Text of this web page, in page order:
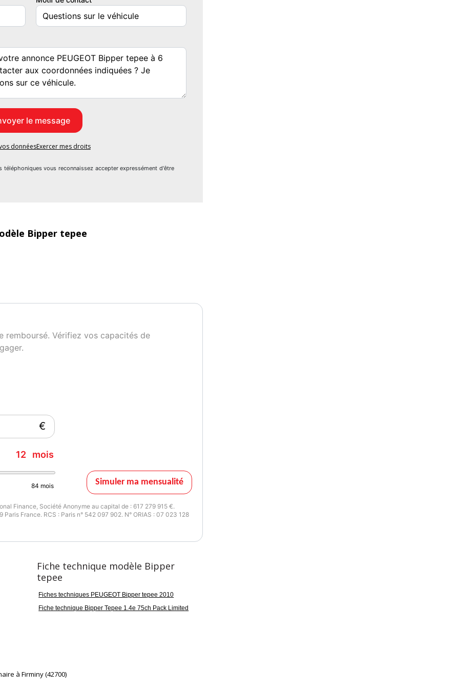
04 / 2010
de garantie )
mois moteur / boite
POUVONS NOUS OCCUPER DE VOS DÉMARCHES
donnéesExercer mes droits
vous reconnaissez accepter expressément d'être
Bipper tepee
remboursé. Vérifiez vos capacités de
€
12 mois
84 mois Simuler ma mensualité
Finance, Société Anonyme au capital de : 617 279 915 €.
France. RCS : Paris n° 542 097 902. N° ORIAS : 07 023 128
Fiche technique modèle Bipper
tepee
Fiches techniques PEUGEOT Bipper tepee 2010
Fiche technique Bipper Tepee 1.4e 75ch Pack Limited
à Firminy (42700)